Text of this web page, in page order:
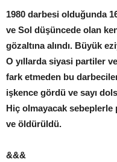
1980 darbesi olduğunda
ve Sol düşüncede olan
gözaltına alındı. Büyük
O yıllarda siyasi partiler
fark etmeden bu
işkence gördü ve sayı
Hiç olmayacak
ve öldürüldü.
&&&